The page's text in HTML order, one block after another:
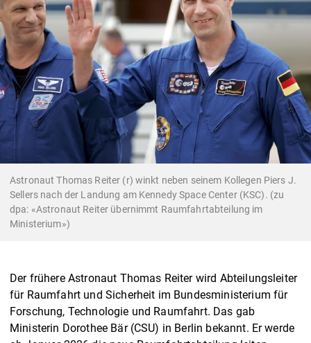
Astronaut Thomas Reiter (r) winkt neben seinem Kollegen Piers J.
Sellers nach der Landung am Kennedy Space Center (KSC). (zu
dpa: «Astronaut Reiter übernimmt Raumfahrtabteilung im
Ministerium»)
Der frühere Astronaut Thomas Reiter wird Abteilungsleiter
für Raumfahrt und Sicherheit im Bundesministerium für
Forschung, Technologie und Raumfahrt. Das gab
Ministerin Dorothee Bär (CSU) in Berlin bekannt. Er werde